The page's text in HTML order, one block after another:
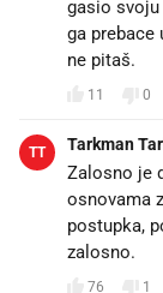
gasio
ga prebace
ne pitaš.
11 0
TT Tarkman
Zalosno je
osnovama
postupka,
zalosno.
76 1